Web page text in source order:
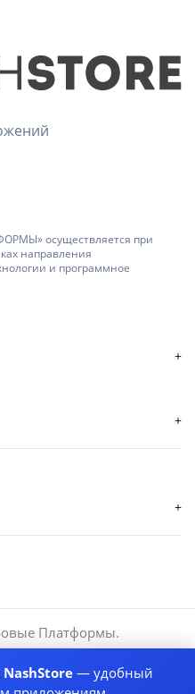
осуществляется при
направления
и программное
Платформы.
— удобный